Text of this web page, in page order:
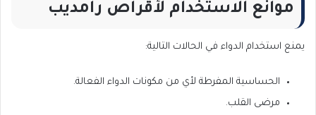
موانع الاستخدام لأقراص رامديب
يمنع استخدام الدواء في الحالات التالية:
الحساسية المفرطة لأي من مكونات الدواء الفعالة.
مرضى القلب.